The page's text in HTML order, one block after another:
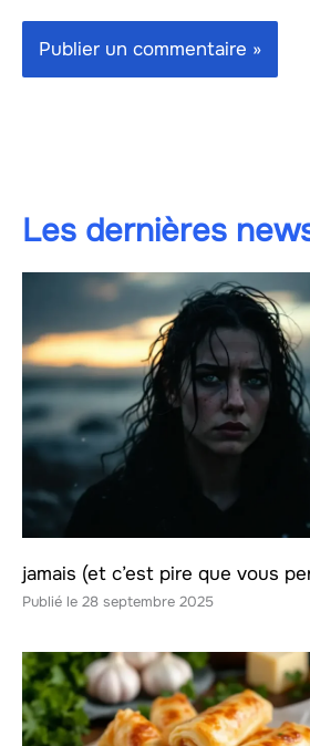
Les dernières
jamais (et c’est pire que vous
28 septembre 2025